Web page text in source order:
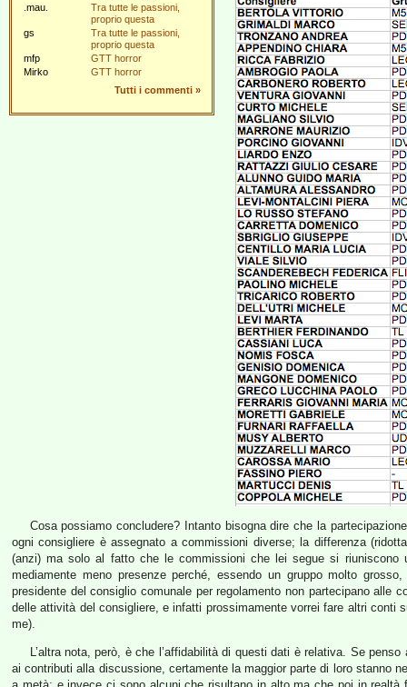
.mau.
Tra tutte le passioni,
proprio questa
gs
Tra tutte le passioni,
proprio questa
mfp
GTT horror
Mirko
GTT horror
Tutti i commenti »
Cosa possiamo concludere? Intanto bisogna dire che la
ogni consigliere è assegnato a commissioni diverse; la differenza
(anzi) ma solo al fatto che le commissioni che lei segue si
mediamente meno presenze perché, essendo un gruppo molto
presidente del consiglio comunale per regolamento non partecipano alle
delle attività del consigliere, e infatti prossimamente vorrei fare altri conti
me).
L’altra nota, però, è che l’affidabilità di questi dati è relativa. Se
ai contributi alla discussione, certamente la maggior parte di loro stanno